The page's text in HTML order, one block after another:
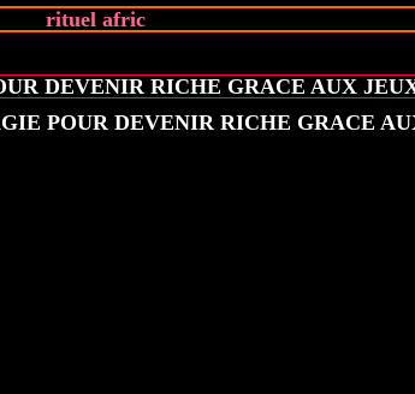
rituel afric
DEVENIR RICHE GRACE AUX